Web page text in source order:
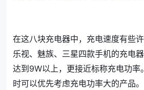
在这八块充电器中，充电速度有些许
乐视、魅族、三星四款手机的充电器
达到9W以上，更接近标称充电功率
时可以优先考虑充电功率大的产品。